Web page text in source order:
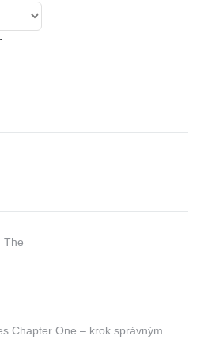
The
Chapter One – krok správným